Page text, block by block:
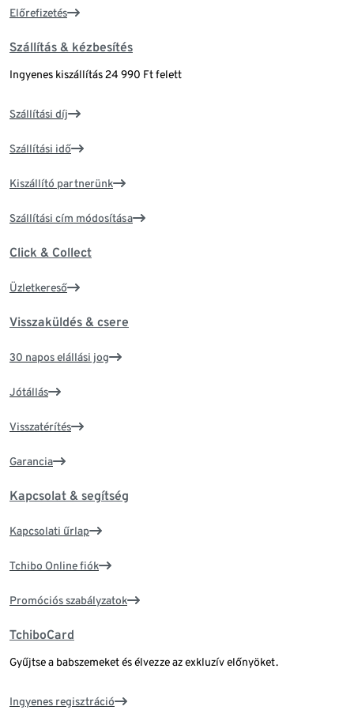
Előrefizetés
Szállítás & kézbesítés
Ingyenes kiszállítás 24 990 Ft felett
Szállítási díj
Szállítási idő
Kiszállító partnerünk
Szállítási cím módosítása
Click & Collect
Üzletkereső
Visszaküldés & csere
30 napos elállási jog
Jótállás
Visszatérítés
Garancia
Kapcsolat & segítség
Kapcsolati űrlap
Tchibo Online fiók
Promóciós szabályzatok
TchiboCard
Gyűjtse a babszemeket és élvezze az exkluzív előnyöket.
Ingyenes regisztráció